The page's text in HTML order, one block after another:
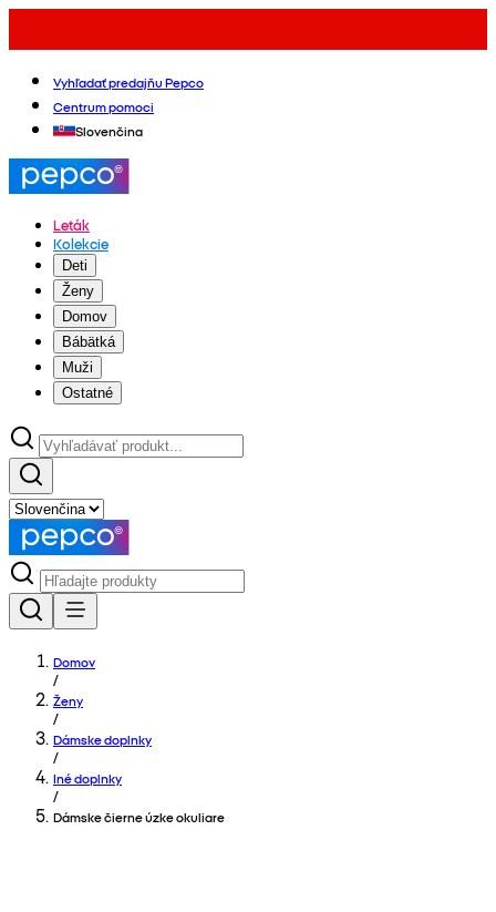
Vyhľadať predajňu Pepco
Centrum pomoci
Slovenčina
Leták
Kolekcie
Deti
Ženy
Domov
Bábätká
Muži
Ostatné
Domov
/
Ženy
/
Dámske doplnky
/
Iné doplnky
/
Dámske čierne úzke okuliare